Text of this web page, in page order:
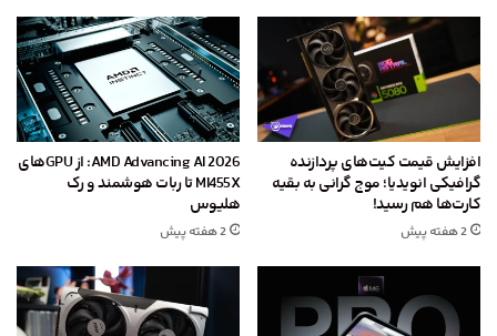
افزایش قیمت کیت‌های پردازنده
گرافیکی انویدیا؛ موج گرانی به بقیه
کارت‌ها هم رسید!
2 هفته پیش
AMD Advancing AI 2026: از GPU‌های
MI455X تا ربات هوشمند و رک
هلیوس
2 هفته پیش